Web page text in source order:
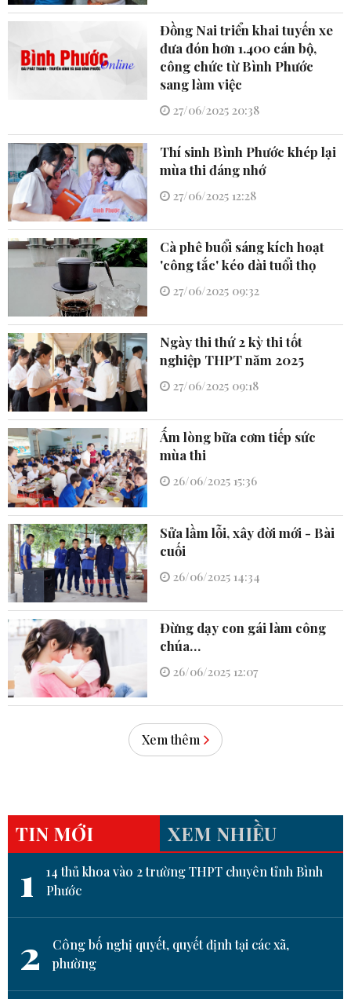
Đồng Nai triển khai tuyến xe
đưa đón hơn 1.400 cán bộ,
công chức từ Bình Phước
sang làm việc
27/06/2025 20:38
Thí sinh Bình Phước khép lại
mùa thi đáng nhớ
27/06/2025 12:28
Cà phê buổi sáng kích hoạt
'công tắc' kéo dài tuổi thọ
27/06/2025 09:32
Ngày thi thứ 2 kỳ thi tốt
nghiệp THPT năm 2025
27/06/2025 09:18
Ấm lòng bữa cơm tiếp sức
mùa thi
26/06/2025 15:36
Sửa lầm lỗi, xây đời mới - Bài
cuối
26/06/2025 14:34
Đừng dạy con gái làm công
chúa…
26/06/2025 12:07
Xem thêm
TIN MỚI XEM NHIỀU
1
14 thủ khoa vào 2 trường THPT chuyên tỉnh Bình
Phước
2
Công bố nghị quyết, quyết định tại các xã,
phường